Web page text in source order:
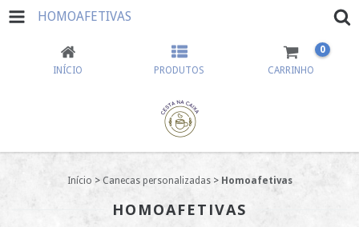
HOMOAFETIVAS
INÍCIO PRODUTOS CARRINHO
0
Início > Canecas personalizadas > Homoafetivas
HOMOAFETIVAS